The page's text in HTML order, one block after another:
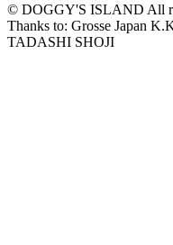
© DOGGY'S ISLAND All
Thanks to: Grosse Japan
TADASHI SHOJI